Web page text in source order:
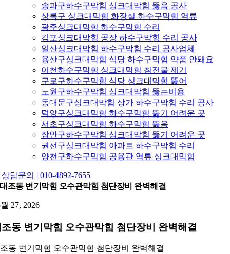
송파구하수구막힘 싱크대막힘 뚫음 공사
상록구 싱크대막힘 화장실 하수구막힘 역류
광주싱크대막힘 하수구막힘 수리
김포싱크대막힘 공장 하수구막힘 수리 공사
일산싱크대막힘 하수구막힘 수리 공사업체
용산구싱크대막힘 식당 하수구막힘 약품 안돼요
이천하수구막힘 싱크대막힘 침전물 제거
구로구하수구막힘 식당 싱크대막힘 뚫어
노원구하수구막힘 싱크대막힘 뚫는비용
동대문구싱크대막힘 상가 하수구막힘 수리 공사
덕양구싱크대막힘 하수구막힘 뚫기 어려운 곳
서초구싱크대막힘 하수구막힘 뚫음
장안구하수구막힘 싱크대막힘 뚫기 어려운 곳
권선구싱크대막힘 아파트 하수구막힘 수리
양천구하수구막힘 공용관 역류 싱크대막힘
상담문의 | 010-4892-7655
대조동 변기막힘 오수관막힘 첨단장비 완벽해결
27, 2026
동 변기막힘 오수관막힘 첨단장비 완벽해결
동 변기막힘 오수관막힘 첨단장비 완벽해결